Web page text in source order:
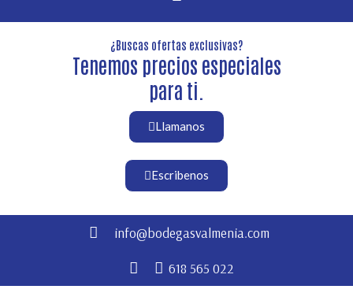
¿Buscas ofertas exclusivas?
Tenemos precios especiales
para ti.
Llamanos
Escribenos
info@bodegasvalmenia.com
618 565 022